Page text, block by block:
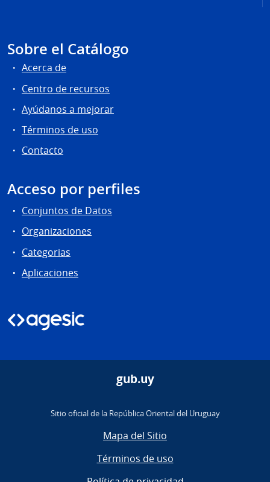
Sobre el Catálogo
Acerca de
Centro de recursos
Ayúdanos a mejorar
Términos de uso
Contacto
Acceso por perfiles
Conjuntos de Datos
Organizaciones
Categorias
Aplicaciones
gub.uy
Sitio oficial de la República Oriental del Uruguay
Mapa del Sitio
Términos de uso